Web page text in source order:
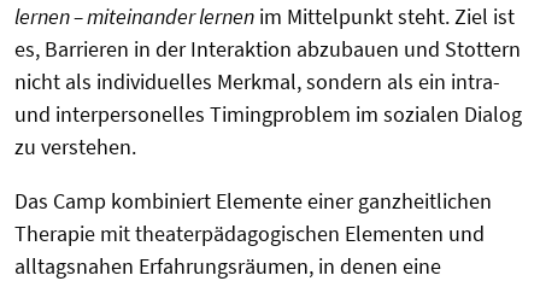
lernen – miteinander lernen im Mittelpunkt steht. Ziel ist
es, Barrieren in der Interaktion abzubauen und Stottern
nicht als individuelles Merkmal, sondern als ein intra-
und interpersonelles Timingproblem im sozialen Dialog
zu verstehen.
Das Camp kombiniert Elemente einer ganzheitlichen
Therapie mit theaterpädagogischen Elementen und
alltagsnahen Erfahrungsräumen, in denen eine